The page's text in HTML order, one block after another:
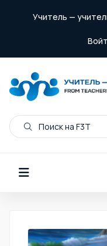
Учитель —
Поиск на F3T